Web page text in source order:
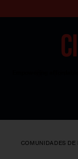
Our
Reprint
COMUNIDADES